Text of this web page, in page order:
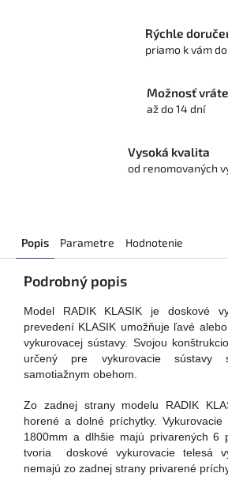
Rýchle
priamo k vám
Možnosť
až do 14 dní
Vysoká kvalita
od renomovaných
Popis Parametre Hodnotenie
Podrobný popis
Model RADIK KLASIK je doskové
prevedení KLASIK umožňuje ľavé
vykurovacej sústavy. Svojou
určený pre vykurovacie sústavy
samotiažnym obehom.
Zo zadnej strany modelu RADIK
horené a dolné príchytky.
1800mm a dlhšie majú privarených 6
tvoria doskové vykurovacie telesá
nemajú zo zadnej strany privarené